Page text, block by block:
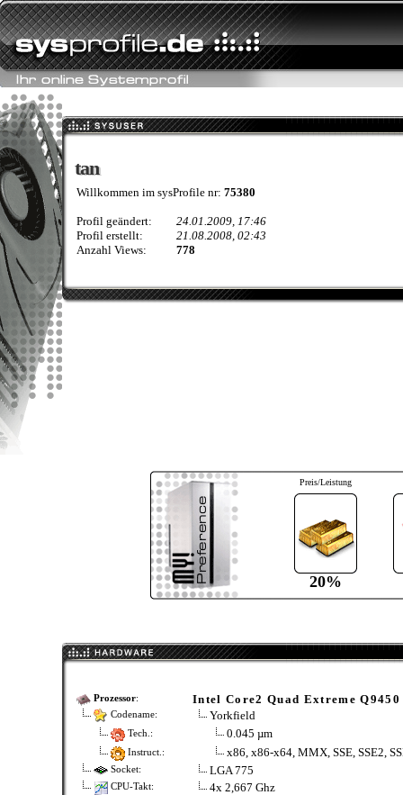
tan
tan
Willkommen im sysProfile nr: 75380
Profil geändert:
24.01.2009, 17:46
Profil erstellt:
21.08.2008, 02:43
Anzahl Views:
778
Preis/Leistung
20%
Prozessor: Intel Core2 Quad Extreme Q9450
Codename: Yorkfield
Tech.: 0.045 µm
Instruct.: x86, x86-x64, MMX, SSE, SSE2,
Socket: LGA 775
CPU-Takt: 4x 2,667 Ghz